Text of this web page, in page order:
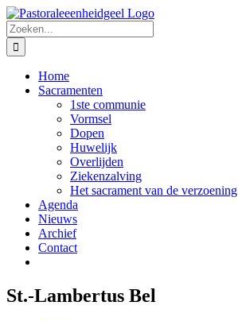
Ga
naar
inhoud
Zoeken
naar:
Home
Sacramenten
1ste communie
Vormsel
Dopen
Huwelijk
Overlijden
Ziekenzalving
Het sacrament van de verzoening
Agenda
Nieuws
Archief
Contact
St.-Lambertus Bel